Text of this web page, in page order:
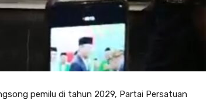
pemilu di tahun 2029, Partai Persatuan